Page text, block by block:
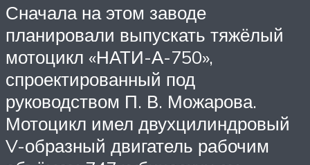
Сначала на этом заводе
планировали выпускать тяжёлый
мотоцикл «НАТИ-А-750»,
спроектированный под
руководством П. В. Можарова.
Мотоцикл имел двухцилиндровый
V-образный двигатель рабочим